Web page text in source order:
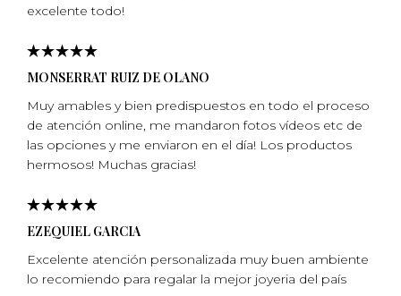
excelente todo!
MONSERRAT RUIZ DE OLANO
Muy amables y bien predispuestos en todo el proceso
de atención online, me mandaron fotos vídeos etc de
las opciones y me enviaron en el día! Los productos
hermosos! Muchas gracias!
EZEQUIEL GARCIA
Excelente atención personalizada muy buen ambiente
lo recomiendo para regalar la mejor joyeria del país